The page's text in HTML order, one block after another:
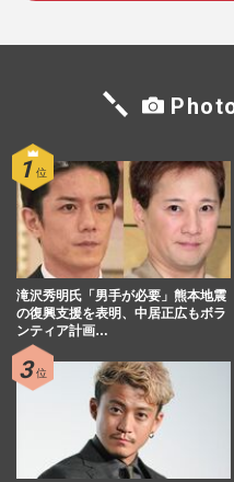
ァン歓喜の
週刊女性PRIME
サンリオ×
グッズ発売
た“夢のタ
週刊女性PRIME
静岡県伊東
ロック」目
同社が回
週刊女性PRIME
《関東鉄道
車”が誕生
者「突然
滝沢秀明氏「男手が必要」熊本地震
の復興支援を表明、中居正広もボラ
ンティア計画…